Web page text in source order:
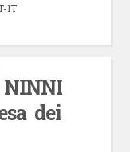
IT
NINNI
dei